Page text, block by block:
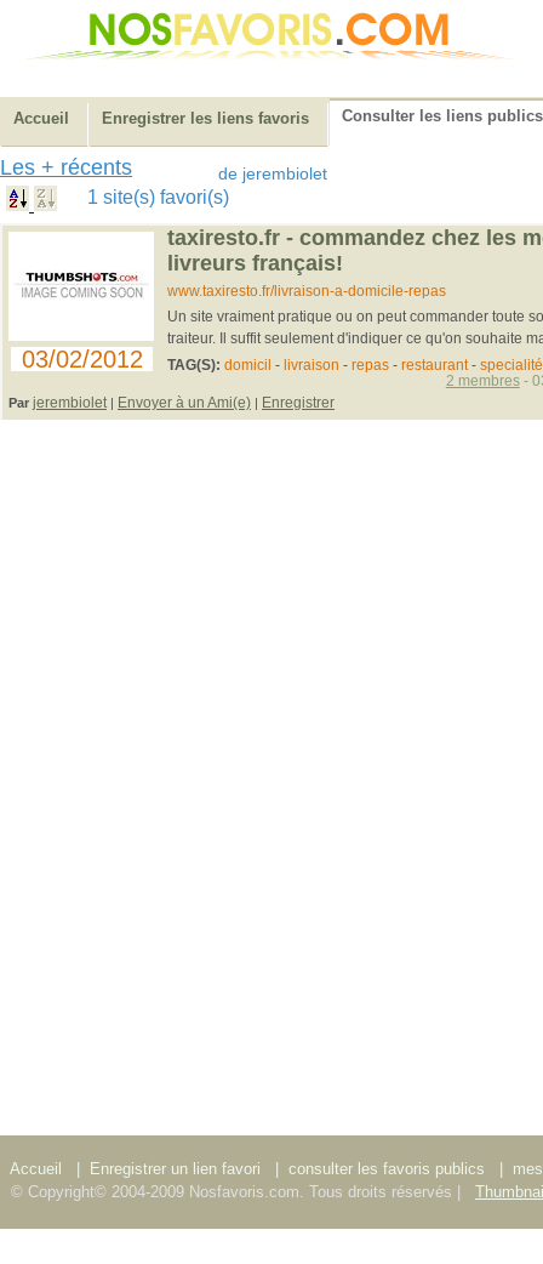
Accueil Enregistrer les liens favoris Consulter les liens publics
Les + récents de jerembiolet
1 site(s) favori(s)
03/02/2012
taxiresto.fr - commandez chez les
livreurs français!
www.taxiresto.fr/livraison-a-domicile-repas
Un site vraiment pratique ou on peut commander toute
traiteur. Il suffit seulement d'indiquer ce qu'on souhaite
TAG(S): domicil - livraison - repas- restaurant- specialité
Par jerembiolet | Envoyer à un Ami(e) | Enregistrer
2 membres-
Accueil Enregistrer un lien favori consulter les favoris publics
© Copyright© 2004-2009 Nosfavoris.com. Tous droits réservés |